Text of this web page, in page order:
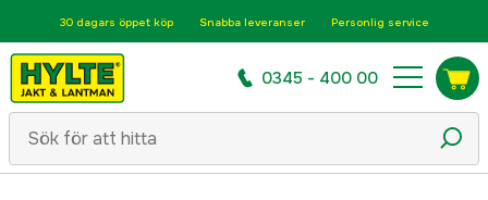
30 dagars öppet köp Snabba leveranser Personlig service
0345 - 400 00